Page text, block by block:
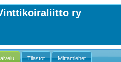
ry
Tilastot Mittamiehet